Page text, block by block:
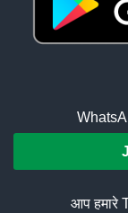
आप हमारे